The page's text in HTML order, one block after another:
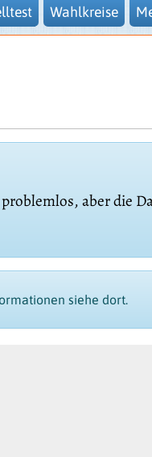
Wahlkreise
aber die
siehe dort.